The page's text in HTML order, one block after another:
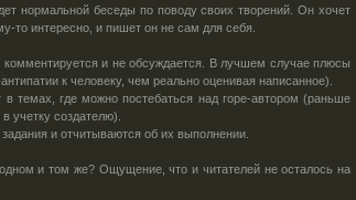
нормальной беседы по поводу своих творений. Он хочет
то интересно, и пишет он не сам для себя.
и не обсуждается. В лучшем случае плюсы
к человеку, чем реально оценивая написанное).
темах, где можно постебаться над горе-автором (раньше
учетку создателю).
и отчитываются об их выполнении.
и том же? Ощущение, что и читателей не осталось на